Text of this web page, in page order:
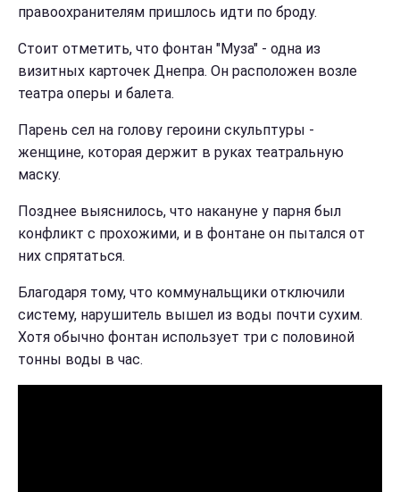
правоохранителям пришлось идти по броду.
Стоит отметить, что фонтан "Муза" - одна из
визитных карточек Днепра. Он расположен возле
театра оперы и балета.
Парень сел на голову героини скульптуры -
женщине, которая держит в руках театральную
маску.
Позднее выяснилось, что накануне у парня был
конфликт с прохожими, и в фонтане он пытался от
них спрятаться.
Благодаря тому, что коммунальщики отключили
систему, нарушитель вышел из воды почти сухим.
Хотя обычно фонтан использует три с половиной
тонны воды в час.